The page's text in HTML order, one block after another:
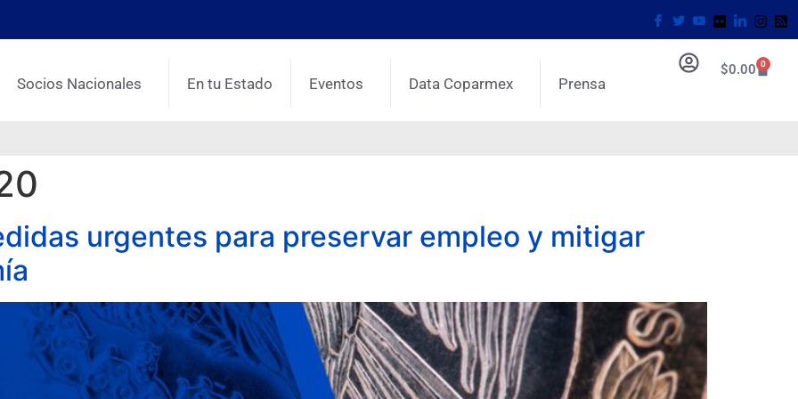
Socios Nacionales En tu Estado Eventos Data Coparmex Prensa
$0.00 0
urgentes para preservar empleo y mitigar